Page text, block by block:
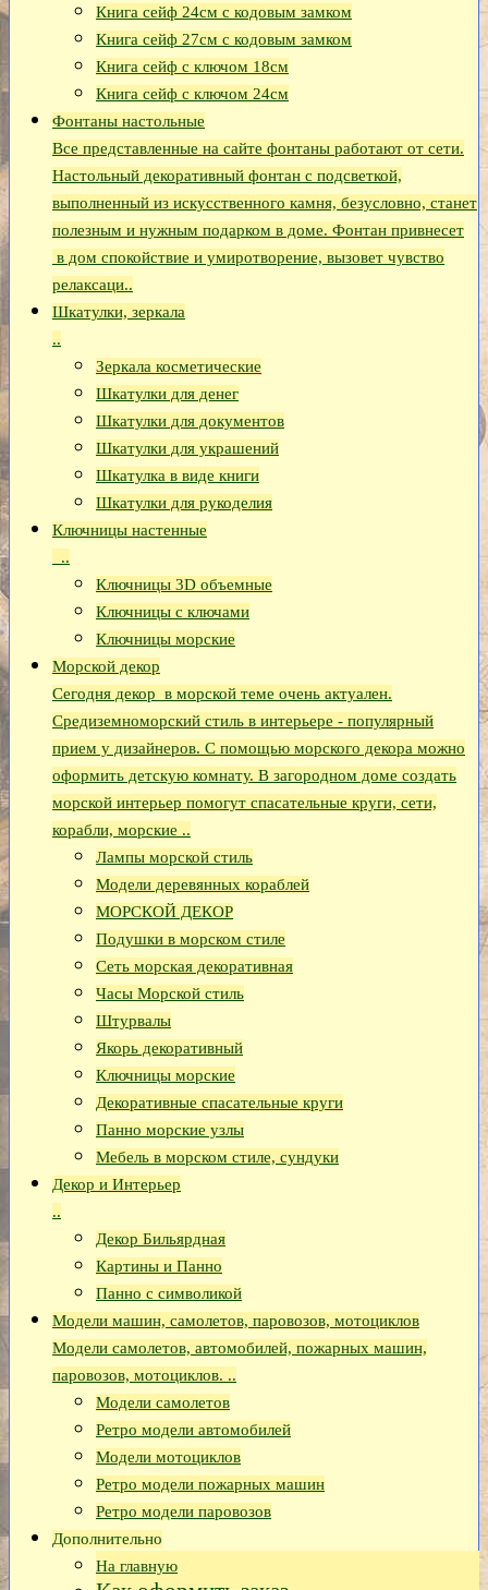
Книга сeйф 24см с кодовым замком
Книга сейф 27см с кодовым замком
Книга сейф с ключом 18см
Книга сейф с ключом 24см
Фонтаны настольные
Все представленные на сайте фонтаны работают от сети.
Настольный декоративный фонтан с подсветкой,
выполненный из искусственного камня, безусловно, станет
полезным и нужным подарком в доме. Фонтан привнесет
в дом спокойствие и умиротворение, вызовет чувство
релаксаци..
Шкатулки, зеркала
..
Зеркала косметические
Шкатулки для денег
Шкатулки для документов
Шкатулки для украшений
Шкатулка в виде книги
Шкатулки для рукоделия
Ключницы настенные
..
Ключницы 3D объемные
Ключницы с ключами
Ключницы морские
Морской декор
Сегодня декор в морской теме очень актуален.
Средиземноморский стиль в интерьере - популярный
прием у дизайнеров. С помощью морского декора можно
оформить детскую комнату. В загородном доме создать
морской интерьер помогут спасательные круги, сети,
корабли, морские ..
Лампы морской стиль
Модели деревянных кораблей
МОРСКОЙ ДЕКОР
Подушки в морском стиле
Сеть морская декоративная
Часы Морской стиль
Штурвалы
Якорь декоративный
Ключницы морские
Декоративные спасательные круги
Панно морские узлы
Мебель в морском стиле, сундуки
Декор и Интерьер
..
Декор Бильярдная
Картины и Панно
Панно с символикой
Модели машин, самолетов, паровозов, мотоциклов
Модели самолетов, автомобилей, пожарных машин,
паровозов, мотоциклов. ..
Модели самолетов
Ретро модели автомобилей
Модели мотоциклов
Ретро модели пожарных машин
Ретро модели паровозов
Дополнительно
На главную